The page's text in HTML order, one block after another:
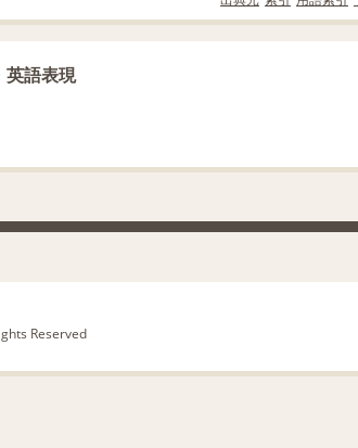
英語表現
Reserved